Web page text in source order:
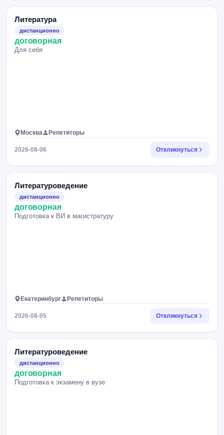
Литература
дистанционно
договорная
Для себя
Москва Репетиторы
2026-08-06 Откликнуться
Литературоведение
дистанционно
договорная
Подготовка к ВИ в магистратуру
Екатеринбург Репетиторы
2026-08-05 Откликнуться
Литературоведение
дистанционно
договорная
Подготовка к экзамену в вузе